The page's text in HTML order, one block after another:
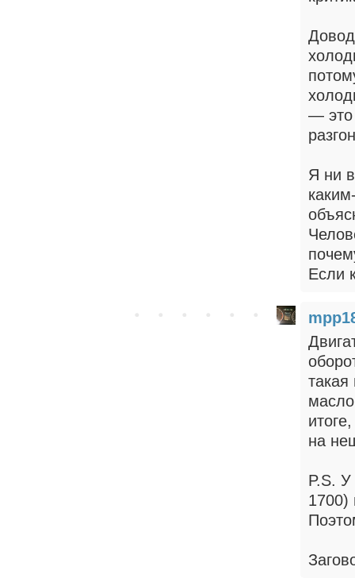
— это
Я ни
Если
на
P.S.
1700)